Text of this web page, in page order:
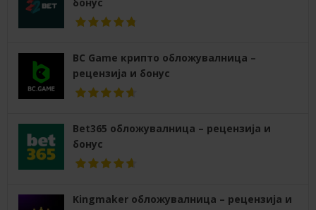
BC Game крипто обложувалница –
рецензија и бонус
Bet365 обложувалница – рецензија и
бонус
Kingmaker обложувалница – рецензија и